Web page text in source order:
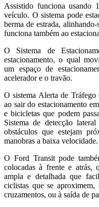
Assistido funciona usando
veículo. O sistema pode
berma de estrada,
funciona também ao
O Sistema de
estacionamento, o qual
um espaço de
acelerador e o travão.
O sistema Alerta de
ao sair do estacionamento
e bicicletas que podem
Sistema de detecção
obstáculos que estejam
manobras a baixa velocidade.
O Ford Transit pode
colocadas à frente e atrás,
ampla e detalhada que
ciclistas que se
cruzamentos, ou à saída de